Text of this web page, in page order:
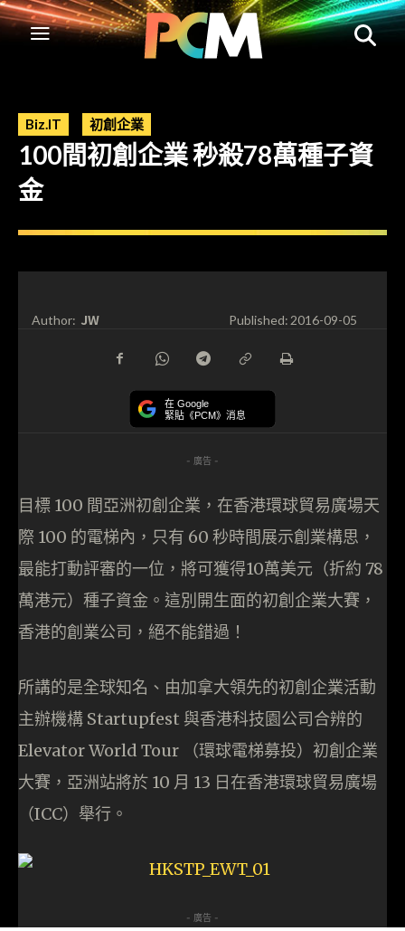
Biz.IT 初創企業
100間初創企業 秒殺78萬種子資
金
Author: JW Published:2016-09-05
在 Google
緊貼《PCM》消息
- 廣告 -
目標 100 間亞洲初創企業，在香港環球貿易廣場天
際 100 的電梯內，只有 60 秒時間展示創業構思，
最能打動評審的一位，將可獲得10萬美元（折約 78
萬港元）種子資金。這別開生面的初創企業大賽，
香港的創業公司，絕不能錯過！
所講的是全球知名、由加拿大領先的初創企業活動
主辦機構 Startupfest 與香港科技園公司合辨的
Elevator World Tour （環球電梯募投）初創企業
大賽，亞洲站將於 10 月 13 日在香港環球貿易廣場
（ICC）舉行。
- 廣告 -